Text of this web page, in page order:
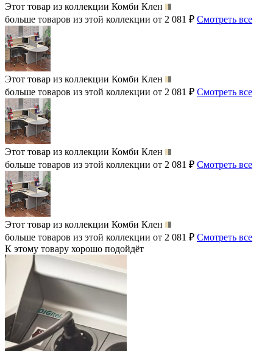
Этот товар из коллекции Комби Клен
больше товаров из этой коллекции от 2 081 ₽ Смотреть все
Этот товар из коллекции Комби Клен
больше товаров из этой коллекции от 2 081 ₽ Смотреть все
Этот товар из коллекции Комби Клен
больше товаров из этой коллекции от 2 081 ₽ Смотреть все
Этот товар из коллекции Комби Клен
больше товаров из этой коллекции от 2 081 ₽ Смотреть все
К этому товару хорошо подойдёт